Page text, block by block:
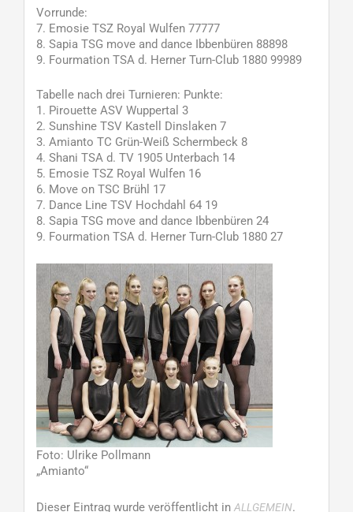
Vorrunde:
7. Emosie TSZ Royal Wulfen 77777
8. Sapia TSG move and dance Ibbenbüren 88898
9. Fourmation TSA d. Herner Turn-Club 1880 99989
Tabelle nach drei Turnieren: Punkte:
1. Pirouette ASV Wuppertal 3
2. Sunshine TSV Kastell Dinslaken 7
3. Amianto TC Grün-Weiß Schermbeck 8
4. Shani TSA d. TV 1905 Unterbach 14
5. Emosie TSZ Royal Wulfen 16
6. Move on TSC Brühl 17
7. Dance Line TSV Hochdahl 64 19
8. Sapia TSG move and dance Ibbenbüren 24
9. Fourmation TSA d. Herner Turn-Club 1880 27
Foto: Ulrike Pollmann
„Amianto“
Dieser Eintrag wurde veröffentlicht in ALLGEMEIN.